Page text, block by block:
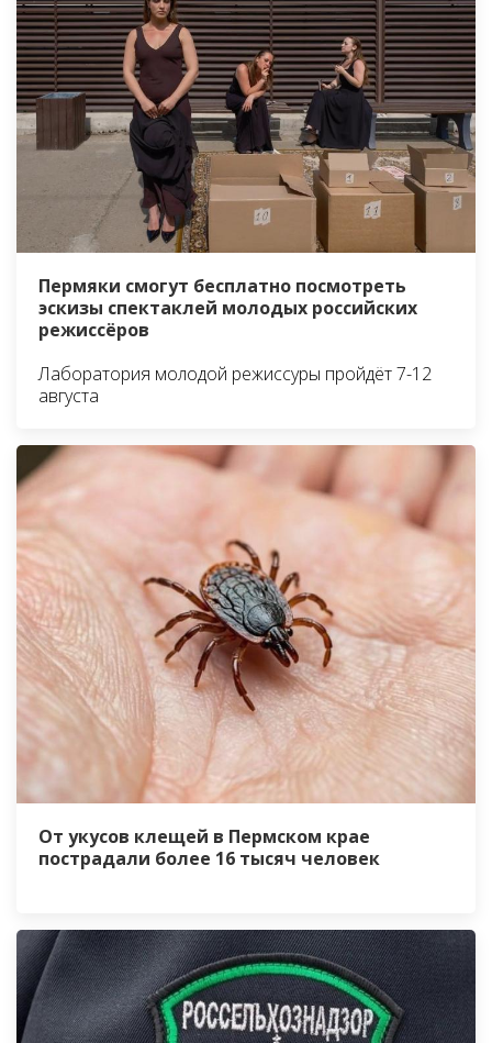
Пермяки смогут бесплатно посмотреть
эскизы спектаклей молодых российских
режиссёров
Лаборатория молодой режиссуры пройдёт 7-12
августа
От укусов клещей в Пермском крае
пострадали более 16 тысяч человек